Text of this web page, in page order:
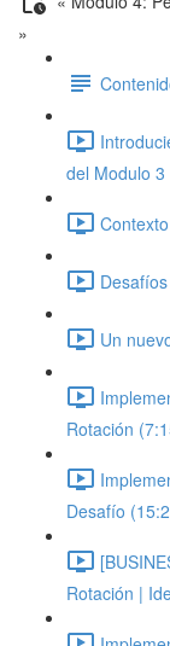
»
del Modulo 3
Un
Rotación
Desafío
Rotación |